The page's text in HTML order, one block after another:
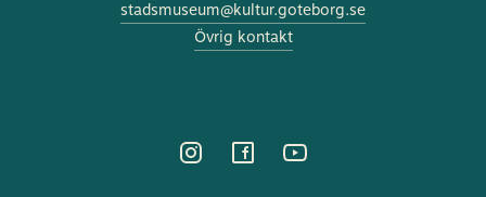
stadsmuseum@kultur.goteborg.se
Övrig kontakt